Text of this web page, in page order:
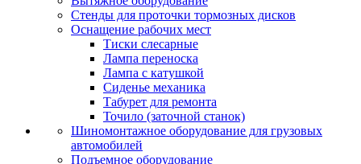
Стенды для проточки тормозных дисков
Оснащение рабочих мест
Тиски слесарные
Лампа переноска
Лампа с катушкой
Сиденье механика
Табурет для ремонта
Точило (заточной станок)
Шиномонтажное оборудование для грузовых
автомобилей
Подъемное оборудование